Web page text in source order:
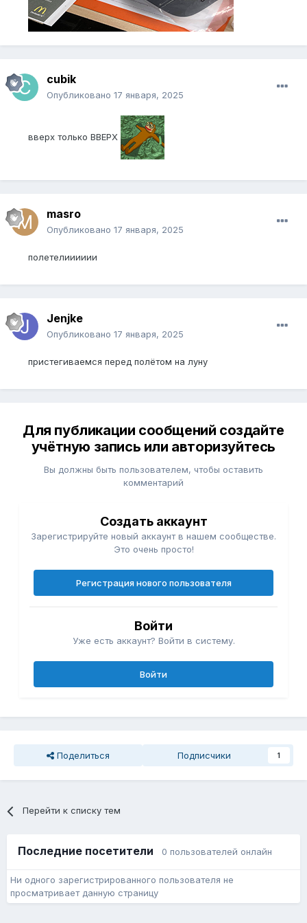
cubik
Опубликовано 17 января, 2025
вверх только ВВЕРХ
masro
Опубликовано 17 января, 2025
полетелииииии
Jenjke
Опубликовано 17 января, 2025
пристегиваемся перед полётом на луну
Для публикации сообщений создайте
учётную запись или авторизуйтесь
Вы должны быть пользователем, чтобы оставить
комментарий
Создать аккаунт
Зарегистрируйте новый аккаунт в нашем сообществе.
Это очень просто!
Регистрация нового пользователя
Войти
Уже есть аккаунт? Войти в систему.
Войти
Поделиться Подписчики 1
Перейти к списку тем
Последние посетители 0 пользователей онлайн
Ни одного зарегистрированного пользователя не
просматривает данную страницу